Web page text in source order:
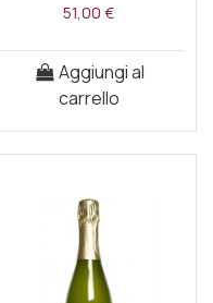
51,00 €
Aggiungi al
carrello